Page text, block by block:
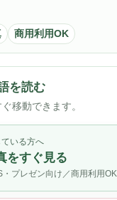
商用利用OK
を読む
移動できます。
いる方へ
をすぐ見る
プレゼン向け／商用利用OK